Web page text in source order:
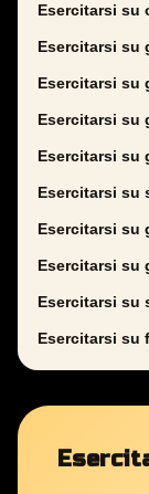
Esercitarsi su
Esercitarsi su
Esercitarsi su
Esercitarsi su
Esercitarsi su
Esercitarsi su
Esercitarsi su
Esercitarsi su
Esercitarsi su
Esercitarsi su